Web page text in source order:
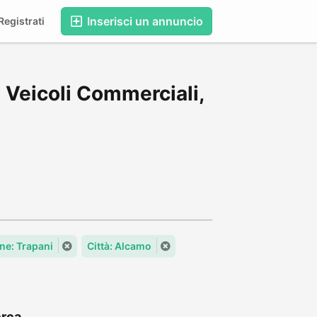
Inserisci un annuncio
Commerciali,
Trapani Città: Alcamo